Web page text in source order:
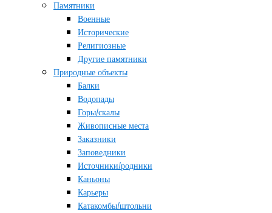
Памятники
Военные
Исторические
Религиозные
Другие памятники
Природные объекты
Балки
Водопады
Горы/скалы
Живописные места
Заказники
Заповедники
Источники/родники
Каньоны
Карьеры
Катакомбы/штольни